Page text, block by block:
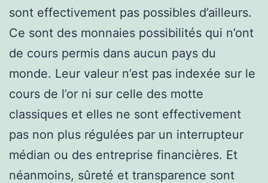
sont effectivement pas possibles d’ailleurs.
Ce sont des monnaies possibilités qui n’ont
de cours permis dans aucun pays du
monde. Leur valeur n’est pas indexée sur le
cours de l’or ni sur celle des motte
classiques et elles ne sont effectivement
pas non plus régulées par un interrupteur
médian ou des entreprise financières. Et
néanmoins, sûreté et transparence sont